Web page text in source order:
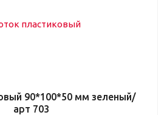
90*100*50 мм зеленый/
арт 703